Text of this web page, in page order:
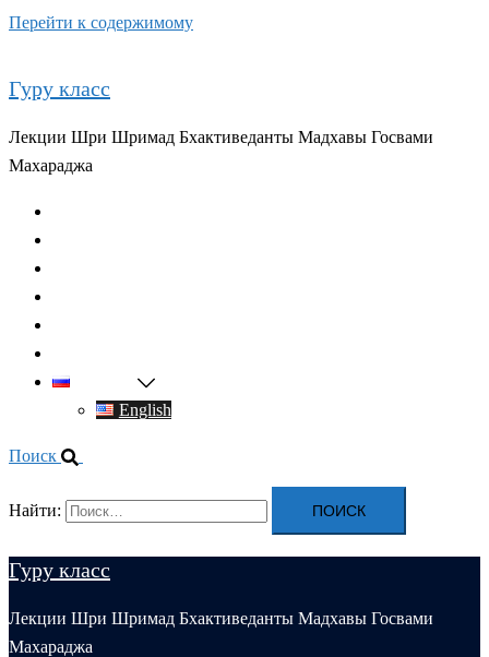
Перейти к содержимому
Гуру класс
Лекции Шри Шримад Бхактиведанты Мадхавы Госвами
Махараджа
English
Поиск
Найти:
Гуру класс
Лекции Шри Шримад Бхактиведанты Мадхавы Госвами
Махараджа